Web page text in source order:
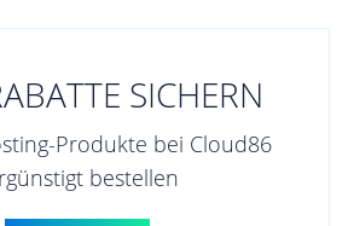
SICHERN
Produkte bei Cloud86
bestellen